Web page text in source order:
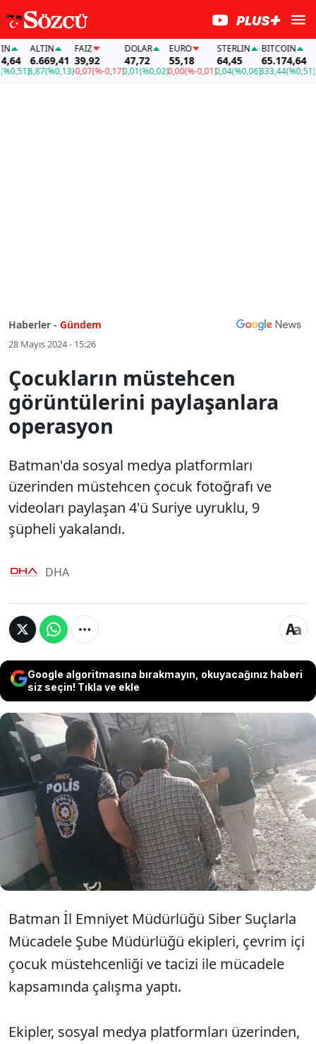
ALTIN
6.669,41
8,87(%0,13)
FAİZ
39,92
-0,07(%-0,17)
DOLAR
47,72
0,01(%0,02)
EURO
55,18
0,00(%-0,01)
STERLIN
64,45
0,04(%0,06)
BITCOIN
65.174,64
333,44(%0,51)8,87
Haberler - Gündem
28 Mayıs 2024 - 15:26
Çocukların müstehcen
görüntülerini paylaşanlara
operasyon
Batman'da sosyal medya platformları
üzerinden müstehcen çocuk fotoğrafı ve
videoları paylaşan 4'ü Suriye uyruklu, 9
şüpheli yakalandı.
DHA
Google algoritmasına bırakmayın, okuyacağınız haberi
siz seçin! Tıkla ve ekle
Batman'da sosyal medya platformları
üzerinden müstehcen çocuk fotoğrafı ve
videoları paylaşan 4'ü Suriye uyruklu, 9
şüpheli yakalandı.
Batman İl Emniyet Müdürlüğü Siber Suçlarla
Mücadele Şube Müdürlüğü ekipleri, çevrim içi
çocuk müstehcenliği ve tacizi ile mücadele
kapsamında çalışma yaptı.
Ekipler, sosyal medya platformları üzerinden,